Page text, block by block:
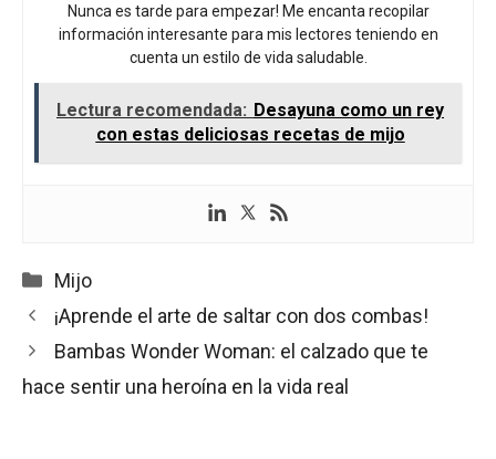
Nunca es tarde para empezar! Me encanta recopilar
información interesante para mis lectores teniendo en
cuenta un estilo de vida saludable.
Lectura recomendada: Desayuna como un rey
con estas deliciosas recetas de mijo
Categorías
Mijo
¡Aprende el arte de saltar con dos combas!
Bambas Wonder Woman: el calzado que te
hace sentir una heroína en la vida real